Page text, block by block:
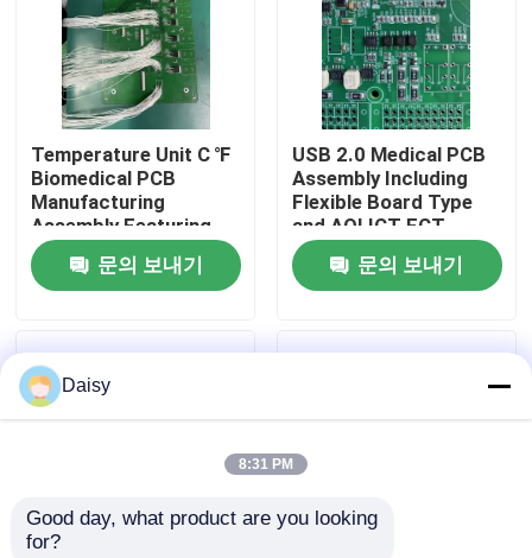
회사 소개
공장 투어
품질 관리
연락처
모든 케이스
ems 피크바
Temperature Unit C ℉
Biomedical PCB
Manufacturing
Assembly Featuring
Black Silkscreen Color
Ensuring Precision
and Durability
문의 보내기
USB 2.0 Medical PCB
Assembly Including
Flexible Board Type
and AOI ICT FCT
Testing for Medical
Electronics
Applications
문의 보내기
Daisy
8:31 PM
Good day, what product are you looking
for?